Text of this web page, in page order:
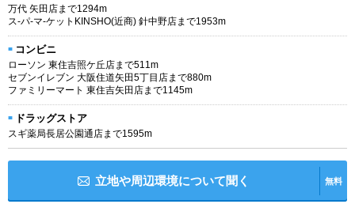
万代 矢田店まで1294m
ス-パ-マ-ケットKINSHO(近商) 針中野店まで1953m
コンビニ
ローソン 東住吉照ケ丘店まで511m
セブンイレブン 大阪住道矢田5丁目店まで880m
ファミリーマート 東住吉矢田店まで1145m
ドラッグストア
スギ薬局長居公園通店まで1595m
立地や周辺環境について聞く 無料